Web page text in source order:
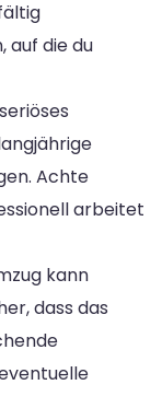
auf die du
Achte
arbeitet
kann
dass das